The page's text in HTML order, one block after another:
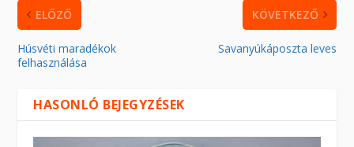
ELŐZŐ
Húsvéti maradékok
felhasználása
KÖVETKEZŐ
Savanyúkáposzta leves
HASONLÓ BEJEGYZÉSEK